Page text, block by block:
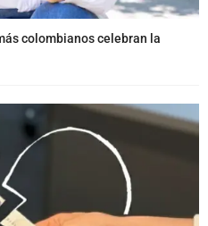
colombianos celebran la